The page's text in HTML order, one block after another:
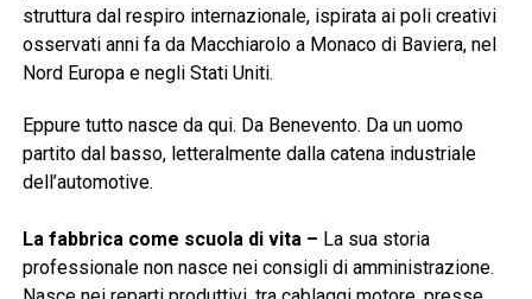
struttura dal respiro internazionale, ispirata ai poli creativi
osservati anni fa da Macchiarolo a Monaco di Baviera, nel
Nord Europa e negli Stati Uniti.
Eppure tutto nasce da qui. Da Benevento. Da un uomo
partito dal basso, letteralmente dalla catena industriale
dell’automotive.
La fabbrica come scuola di vita – La sua storia
professionale non nasce nei consigli di amministrazione.